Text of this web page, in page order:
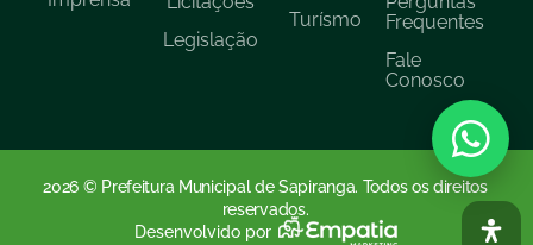
Legislação
Turísmo
Frequentes
Fale
Conosco
2026 © Prefeitura Municipal de Sapiranga. Todos os direitos
reservados.
Desenvolvido por